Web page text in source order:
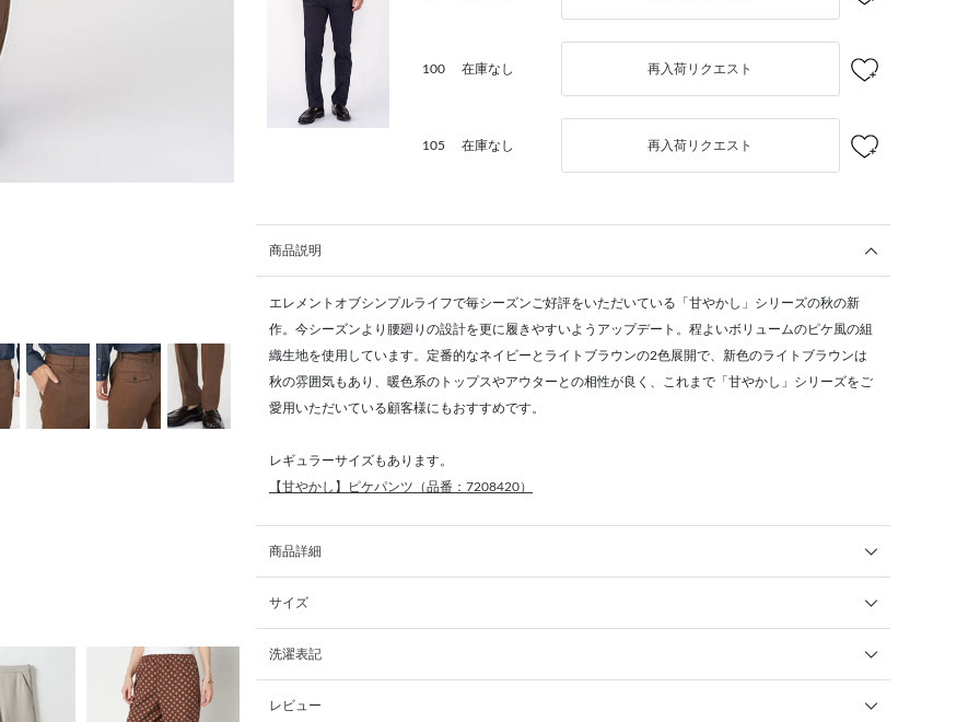
100 在庫なし 再入荷リクエスト
105 在庫なし 再入荷リクエスト
商品説明
エレメントオブシンプルライフで毎シーズンご好評をいただいている「甘やかし」シリーズの秋の新
作。今シーズンより腰廻りの設計を更に履きやすいようアップデート。程よいボリュームのピケ風の組
織生地を使用しています。定番的なネイビーとライトブラウンの2色展開で、新色のライトブラウンは
秋の雰囲気もあり、暖色系のトップスやアウターとの相性が良く、これまで「甘やかし」シリーズをご
愛用いただいている顧客様にもおすすめです。
レギュラーサイズもあります。
【甘やかし】ピケパンツ（品番：7208420）
商品詳細
サイズ
洗濯表記
レビュー